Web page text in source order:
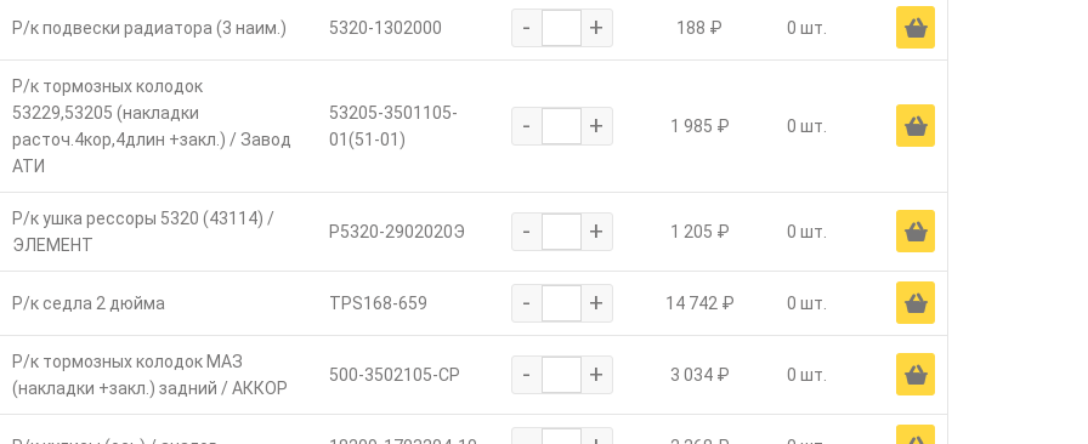
Р/к подвески радиатора (3 наим.) 5320-1302000 - + 188 ₽ 0 шт. Ä
Р/к тормозных колодок
53229,53205 (накладки
расточ.4кор,4длин +закл.) / Завод
АТИ
53205-3501105-
01(51-01)
- + 1 985 ₽ 0 шт. Ä
Р/к ушка рессоры 5320 (43114) /
ЭЛЕМЕНТ
Р5320-2902020Э - + 1 205 ₽ 0 шт. Ä
Р/к седла 2 дюйма TPS168-659 - + 14 742 ₽ 0 шт. Ä
Р/к тормозных колодок МАЗ
(накладки +закл.) задний / АККОР
500-3502105-СР - + 3 034 ₽ 0 шт. Ä